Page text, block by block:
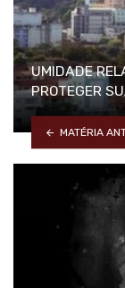
UMIDADE
PROTEGER
MATÉRIA